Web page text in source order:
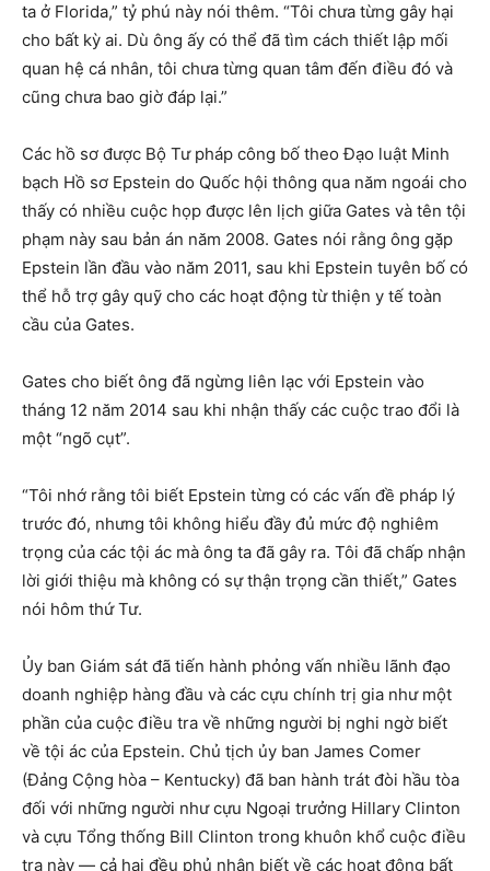
ta ở Florida,” tỷ phú này nói thêm. “Tôi chưa từng gây hại
cho bất kỳ ai. Dù ông ấy có thể đã tìm cách thiết lập mối
quan hệ cá nhân, tôi chưa từng quan tâm đến điều đó và
cũng chưa bao giờ đáp lại.”
Các hồ sơ được Bộ Tư pháp công bố theo Đạo luật Minh
bạch Hồ sơ Epstein do Quốc hội thông qua năm ngoái cho
thấy có nhiều cuộc họp được lên lịch giữa Gates và tên tội
phạm này sau bản án năm 2008. Gates nói rằng ông gặp
Epstein lần đầu vào năm 2011, sau khi Epstein tuyên bố có
thể hỗ trợ gây quỹ cho các hoạt động từ thiện y tế toàn
cầu của Gates.
Gates cho biết ông đã ngừng liên lạc với Epstein vào
tháng 12 năm 2014 sau khi nhận thấy các cuộc trao đổi là
một “ngõ cụt”.
“Tôi nhớ rằng tôi biết Epstein từng có các vấn đề pháp lý
trước đó, nhưng tôi không hiểu đầy đủ mức độ nghiêm
trọng của các tội ác mà ông ta đã gây ra. Tôi đã chấp nhận
lời giới thiệu mà không có sự thận trọng cần thiết,” Gates
nói hôm thứ Tư.
Ủy ban Giám sát đã tiến hành phỏng vấn nhiều lãnh đạo
doanh nghiệp hàng đầu và các cựu chính trị gia như một
phần của cuộc điều tra về những người bị nghi ngờ biết
về tội ác của Epstein. Chủ tịch ủy ban James Comer
(Đảng Cộng hòa – Kentucky) đã ban hành trát đòi hầu tòa
đối với những người như cựu Ngoại trưởng Hillary Clinton
và cựu Tổng thống Bill Clinton trong khuôn khổ cuộc điều
tra này — cả hai đều phủ nhận biết về các hoạt động bất